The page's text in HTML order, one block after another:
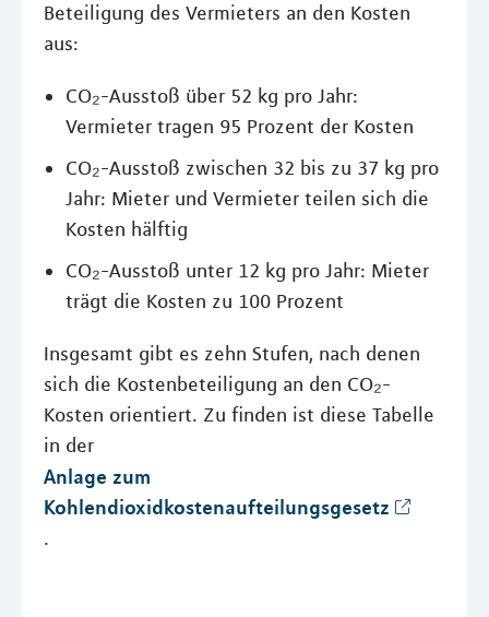
Beteiligung des Vermieters an den Kosten
aus:
CO₂-Ausstoß über 52 kg pro Jahr:
Vermieter tragen 95 Prozent der Kosten
CO₂-Ausstoß zwischen 32 bis zu 37 kg pro
Jahr: Mieter und Vermieter teilen sich die
Kosten hälftig
CO₂-Ausstoß unter 12 kg pro Jahr: Mieter
trägt die Kosten zu 100 Prozent
Insgesamt gibt es zehn Stufen, nach denen
sich die Kostenbeteiligung an den CO₂-
Kosten orientiert. Zu finden ist diese Tabelle
in der
Anlage zum
Kohlendioxidkostenaufteilungsgesetz
.